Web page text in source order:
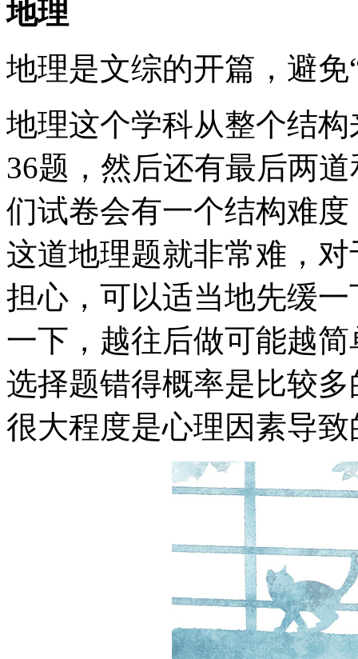
地理
地理是文综的开篇，避
地理这个学科从整个结
36题，然后还有最后两
们试卷会有一个结构难
这道地理题就非常难，
担心，可以适当地先缓
一下，越往后做可能越
选择题错得概率是比较
很大程度是心理因素导致